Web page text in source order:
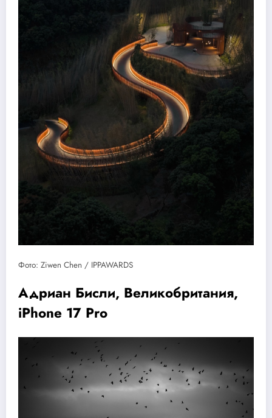
Фото: Ziwen Chen / IPPAWARDS
Адриан Бисли, Великобритания,
iPhone 17 Pro